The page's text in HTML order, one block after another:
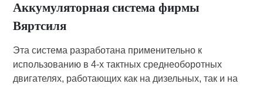
Аккумуляторная система фирмы
Вяртсиля
Эта система разработана применительно к
использованию в 4-х тактных среднеоборотных
двигателях, работающих как на дизельных, так и на